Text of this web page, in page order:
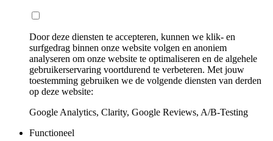
Door deze diensten te accepteren, kunnen we klik- en
surfgedrag binnen onze website volgen en anoniem
analyseren om onze website te optimaliseren en de algehele
gebruikerservaring voortdurend te verbeteren. Met jouw
toestemming gebruiken we de volgende diensten van derden
op deze website:
Google Analytics, Clarity, Google Reviews, A/B-Testing
Functioneel